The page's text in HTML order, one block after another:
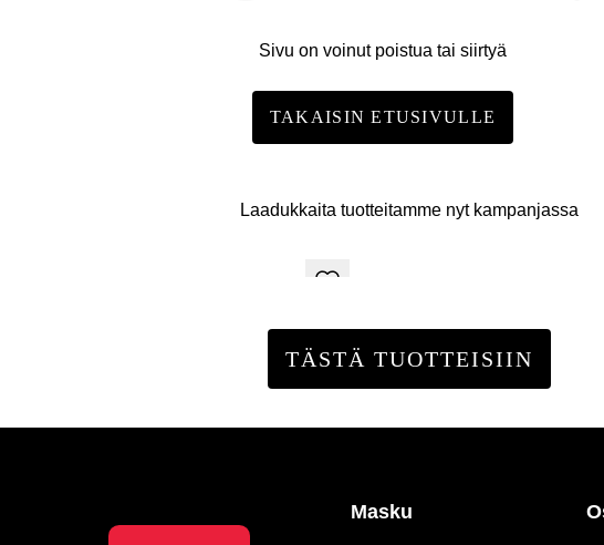
Sivu on voinut poistua tai siirtyä
TAKAISIN ETUSIVULLE
Laadukkaita tuotteitamme nyt kampanjassa
TÄSTÄ TUOTTEISIIN
Masku